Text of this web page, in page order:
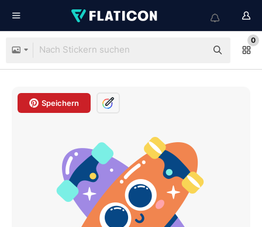
0
Speichern